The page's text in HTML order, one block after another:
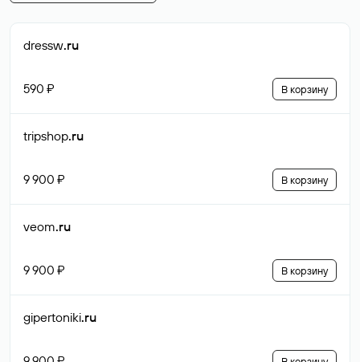
dressw.ru
590 ₽ В корзину
tripshop.ru
9 900 ₽ В корзину
veom.ru
9 900 ₽ В корзину
gipertoniki.ru